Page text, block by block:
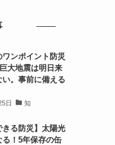
ワンポイント防災
大地震は明日来
い。事前に備える
日 知
きる防災】太陽光
！5年保存の缶